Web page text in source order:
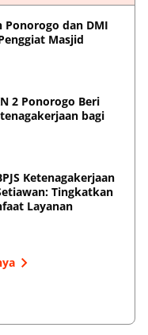
Ponorogo dan DMI
Masjid
2 Ponorogo Beri
bagi
Ketenagakerjaan
Tingkatkan
Layanan